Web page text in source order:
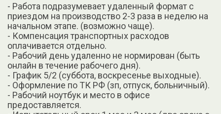
- Работа подразумевает удаленный формат с
приездом на производство 2-3 раза в неделю на
начальном этапе. (возможно чаще).
- Компенсация транспортных расходов
оплачивается отдельно.
- Рабочий день удаленно не нормирован (быть
онлайн в течение рабочего дня).
- График 5/2 (суббота, воскресенье выходные).
- Оформление по ТК РФ (зп, отпуск, больничный).
- Рабочий ноутбук и место в офисе
предоставляется.